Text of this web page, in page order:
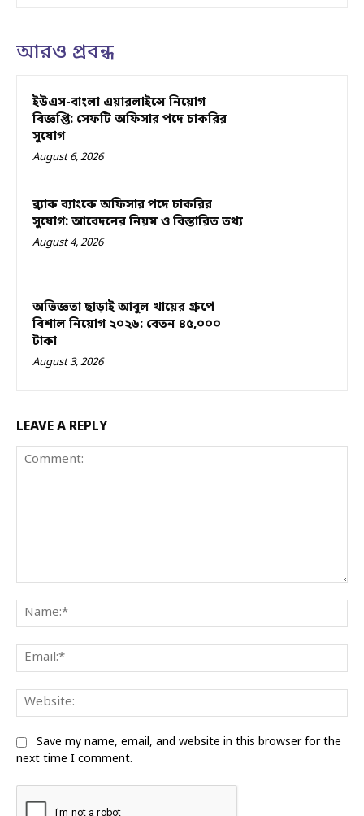
আরও প্রবন্ধ
ইউএস-বাংলা এয়ারলাইন্সে নিয়োগ
বিজ্ঞপ্তি: সেফটি অফিসার পদে চাকরির
সুযোগ
August 6, 2026
ব্র্যাক ব্যাংকে অফিসার পদে চাকরির
সুযোগ: আবেদনের নিয়ম ও বিস্তারিত তথ্য
August 4, 2026
অভিজ্ঞতা ছাড়াই আবুল খায়ের গ্রুপে
বিশাল নিয়োগ ২০২৬: বেতন ৪৫,০০০
টাকা
August 3, 2026
LEAVE A REPLY
Save my name, email, and website in this browser for the
next time I comment.